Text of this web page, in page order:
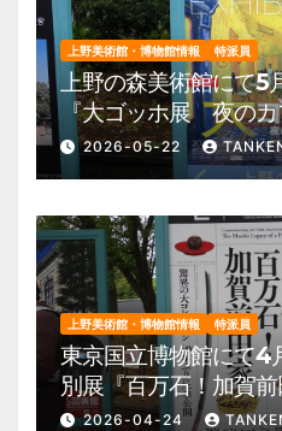
上野美術館・博物館情報 特派員
上野の森美術館にて
『大ゴッホ展 夜の
催。 上野公園 美術
報他
2026-05-22
上野美術館・博物館情報 特派員
東京国立博物館にて4
別展『百万石！加賀
野公園 美術館・博
2026-04-24